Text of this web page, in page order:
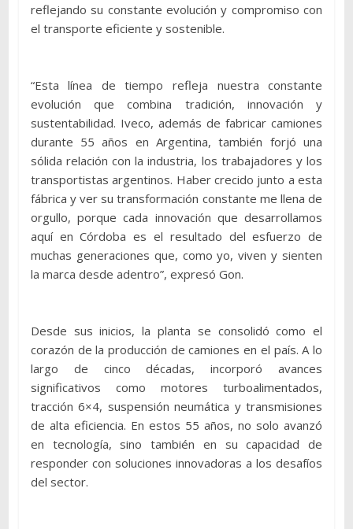
reflejando su constante evolución y compromiso con
el transporte eficiente y sostenible.
“Esta línea de tiempo refleja nuestra constante
evolución que combina tradición, innovación y
sustentabilidad. Iveco, además de fabricar camiones
durante 55 años en Argentina, también forjó una
sólida relación con la industria, los trabajadores y los
transportistas argentinos. Haber crecido junto a esta
fábrica y ver su transformación constante me llena de
orgullo, porque cada innovación que desarrollamos
aquí en Córdoba es el resultado del esfuerzo de
muchas generaciones que, como yo, viven y sienten
la marca desde adentro”, expresó Gon.
Desde sus inicios, la planta se consolidó como el
corazón de la producción de camiones en el país. A lo
largo de cinco décadas, incorporó avances
significativos como motores turboalimentados,
tracción 6×4, suspensión neumática y transmisiones
de alta eficiencia. En estos 55 años, no solo avanzó
en tecnología, sino también en su capacidad de
responder con soluciones innovadoras a los desafíos
del sector.